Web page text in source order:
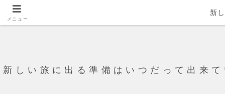
新しい旅に出る準備はいつだって出来
メニュー
新